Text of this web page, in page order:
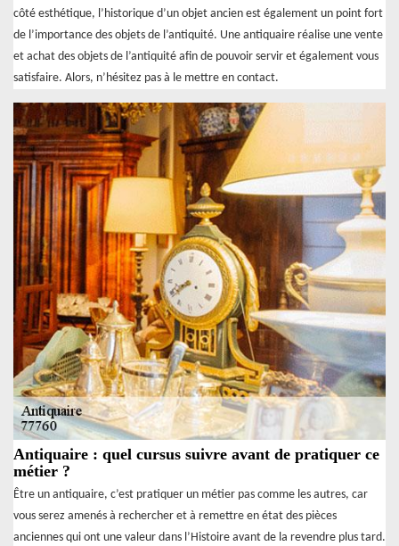
côté esthétique, l’historique d’un objet ancien est également un point fort
de l’importance des objets de l’antiquité. Une antiquaire réalise une vente
et achat des objets de l’antiquité afin de pouvoir servir et également vous
satisfaire. Alors, n’hésitez pas à le mettre en contact.
Antiquaire : quel cursus suivre avant de pratiquer ce
métier ?
Être un antiquaire, c’est pratiquer un métier pas comme les autres, car
vous serez amenés à rechercher et à remettre en état des pièces
anciennes qui ont une valeur dans l’Histoire avant de la revendre plus tard.